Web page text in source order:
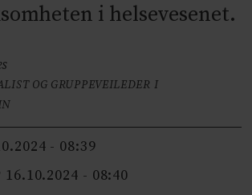
i helsevesenet.
OG GRUPPEVEILEDER I
- 08:39
16.10.2024 - 08:40